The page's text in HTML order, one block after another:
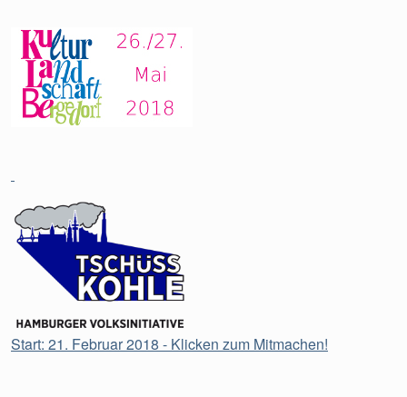
Start: 21. Februar 2018 - Klicken zum Mitmachen!